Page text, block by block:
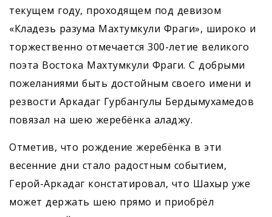
текущем году, проходящем под девизом
«Кладезь разума Махтумкули Фраги», широко и
торжественно отмечается 300-летие великого
поэта Востока Махтумкули Фраги. С добрыми
пожеланиями быть достойным своего имени и
резвости Аркадаг Гурбангулы Бердымухамедов
повязал на шею жеребёнка аладжу.
Отметив, что рождение жеребёнка в эти
весенние дни стало радостным событием,
Герой-Аркадаг констатировал, что Шахыр уже
может держать шею прямо и приобрёл